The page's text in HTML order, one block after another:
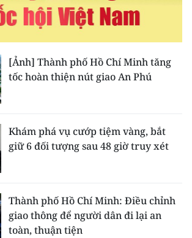
- Công nghệ
[Ảnh] Thành phố Hồ Chí Minh tăng
tốc hoàn thiện nút giao An Phú
Khám phá vụ cướp tiệm vàng, bắt
giữ 6 đối tượng sau 48 giờ truy xét
Thành phố Hồ Chí Minh: Điều chỉnh
giao thông để người dân đi lại an
toàn, thuận tiện